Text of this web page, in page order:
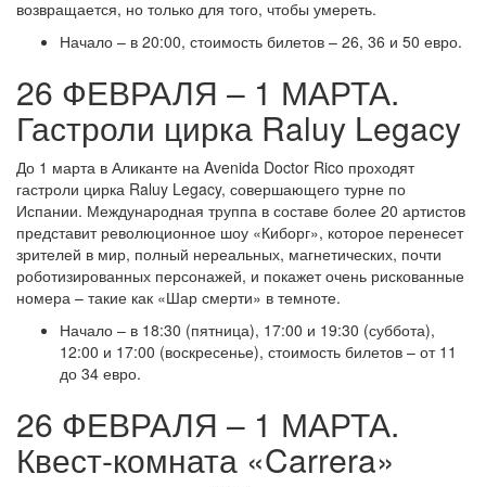
возвращается, но только для того, чтобы умереть.
Начало – в 20:00, стоимость билетов – 26, 36 и 50 евро.
26 ФЕВРАЛЯ – 1 МАРТА.
Гастроли цирка Raluy Legacy
До 1 марта в Аликанте на Avenida Doctor Rico проходят
гастроли цирка Raluy Legacy, совершающего турне по
Испании. Международная труппа в составе более 20 артистов
представит революционное шоу «Киборг», которое перенесет
зрителей в мир, полный нереальных, магнетических, почти
роботизированных персонажей, и покажет очень рискованные
номера – такие как «Шар смерти» в темноте.
Начало – в 18:30 (пятница), 17:00 и 19:30 (суббота),
12:00 и 17:00 (воскресенье), стоимость билетов – от 11
до 34 евро.
26 ФЕВРАЛЯ – 1 МАРТА.
Квест-комната «Carrera»